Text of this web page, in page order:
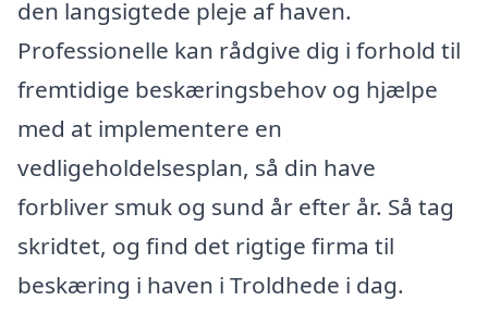
den langsigtede pleje af haven.
Professionelle kan rådgive dig i forhold til
fremtidige beskæringsbehov og hjælpe
med at implementere en
vedligeholdelsesplan, så din have
forbliver smuk og sund år efter år. Så tag
skridtet, og find det rigtige firma til
beskæring i haven i Troldhede i dag.